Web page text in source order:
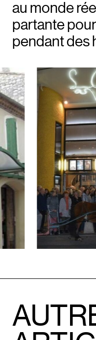
au monde
partante
pendant des